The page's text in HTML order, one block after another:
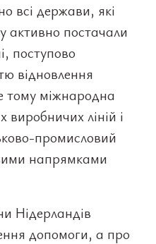
всі держави, які
активно постачали
поступово
відновлення
тому міжнародна
виробничих ліній і
промисловий
напрямками
Нідерландів
допомоги, а про